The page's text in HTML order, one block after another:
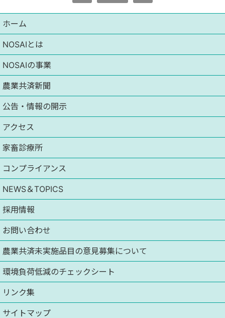
ホーム
NOSAIとは
NOSAIの事業
農業共済新聞
公告・情報の開示
アクセス
家畜診療所
コンプライアンス
NEWS＆TOPICS
採用情報
お問い合わせ
農業共済未実施品目の意見募集について
環境負荷低減のチェックシート
リンク集
サイトマップ